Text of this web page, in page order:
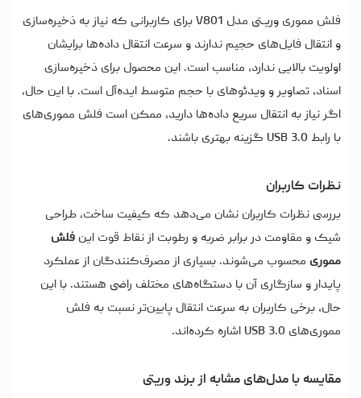
فلش مموری وریـتی مدل V801 برای کاربرانی که نیاز به ذخیره‌سازی
و انتقال فایل‌های حجیم ندارند و سرعت انتقال داده‌ها برایشان
اولویت بالایی ندارد، مناسب است. این محصول برای ذخیره‌سازی
اسناد، تصاویر و ویدئوهای با حجم متوسط ایده‌آل است. با این حال،
اگر نیاز به انتقال سریع داده‌ها دارید، ممکن است فلش مموری‌های
با رابط USB 3.0 گزینه بهتری باشند.
نظرات کاربران
بررسی نظرات کاربران نشان می‌دهد که کیفیت ساخت، طراحی
شیک و مقاومت در برابر ضربه و رطوبت از نقاط قوت این فلش
مموری محسوب می‌شوند. بسیاری از مصرف‌کنندگان از عملکرد
پایدار و سازگاری آن با دستگاه‌های مختلف راضی هستند. با این
حال، برخی کاربران به سرعت انتقال پایین‌تر نسبت به فلش
مموری‌های USB 3.0 اشاره کرده‌اند.
مقایسه با مدل‌های مشابه از برند وریتی